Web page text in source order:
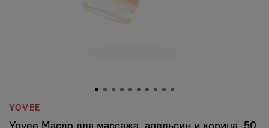
YOVEE
Yovee Масло для массажа, апельсин и корица, 50